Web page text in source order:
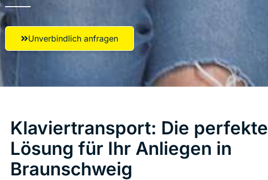
Unverbindlich anfragen
Klaviertransport: Die perfekte
Lösung für Ihr Anliegen in
Braunschweig